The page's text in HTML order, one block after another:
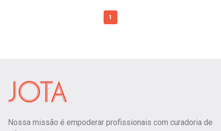
1
Nossa missão é empoderar profissionais com curadoria de